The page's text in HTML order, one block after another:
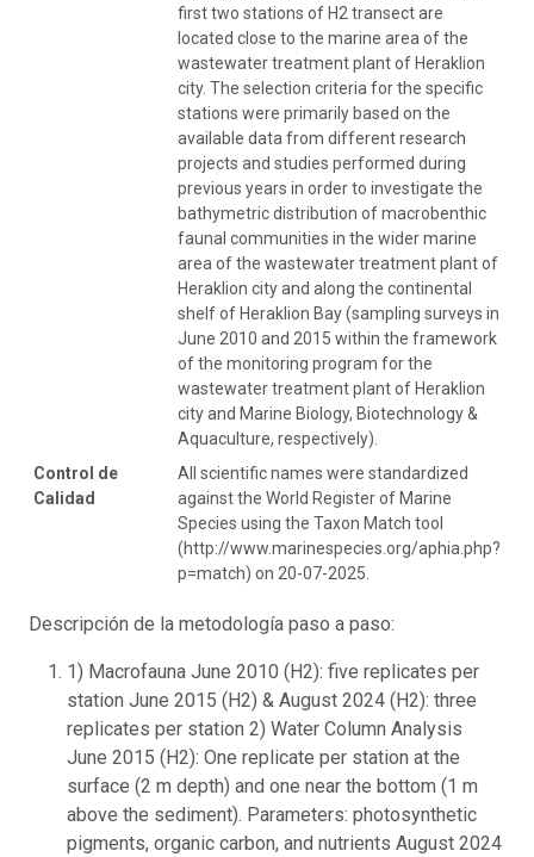
first two stations of H2 transect are
located close to the marine area of the
wastewater treatment plant of Heraklion
city. The selection criteria for the specific
stations were primarily based on the
available data from different research
projects and studies performed during
previous years in order to investigate the
bathymetric distribution of macrobenthic
faunal communities in the wider marine
area of the wastewater treatment plant of
Heraklion city and along the continental
shelf of Heraklion Bay (sampling surveys in
June 2010 and 2015 within the framework
of the monitoring program for the
wastewater treatment plant of Heraklion
city and Marine Biology, Biotechnology &
Aquaculture, respectively).
Control de
Calidad
All scientific names were standardized
against the World Register of Marine
Species using the Taxon Match tool
(http://www.marinespecies.org/aphia.php?
p=match) on 20-07-2025.
Descripción de la metodología paso a paso:
1) Macrofauna June 2010 (H2): five replicates per
station June 2015 (H2) & August 2024 (H2): three
replicates per station 2) Water Column Analysis
June 2015 (H2): One replicate per station at the
surface (2 m depth) and one near the bottom (1 m
above the sediment). Parameters: photosynthetic
pigments, organic carbon, and nutrients August 2024